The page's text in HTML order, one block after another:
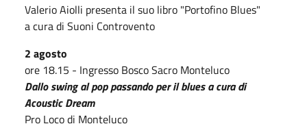
Valerio Aiolli presenta il suo libro "Portofino Blues"
a cura di Suoni Controvento
2 agosto
ore 18.15 - Ingresso Bosco Sacro Monteluco
Dallo swing al pop passando per il blues a cura di
Acoustic Dream
Pro Loco di Monteluco